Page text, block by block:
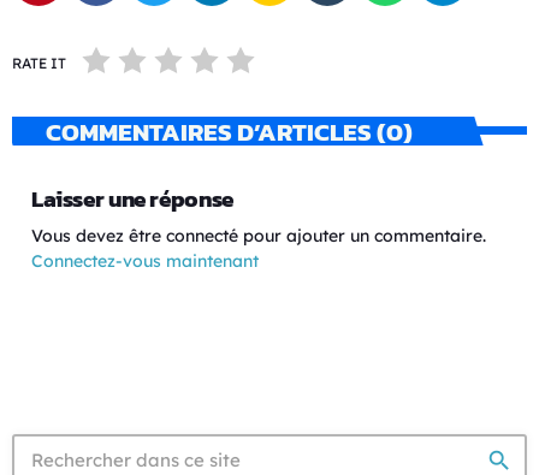
RATE IT
COMMENTAIRES D’ARTICLES (0)
Laisser une réponse
Vous devez être connecté pour ajouter un commentaire.
Connectez-vous maintenant
search